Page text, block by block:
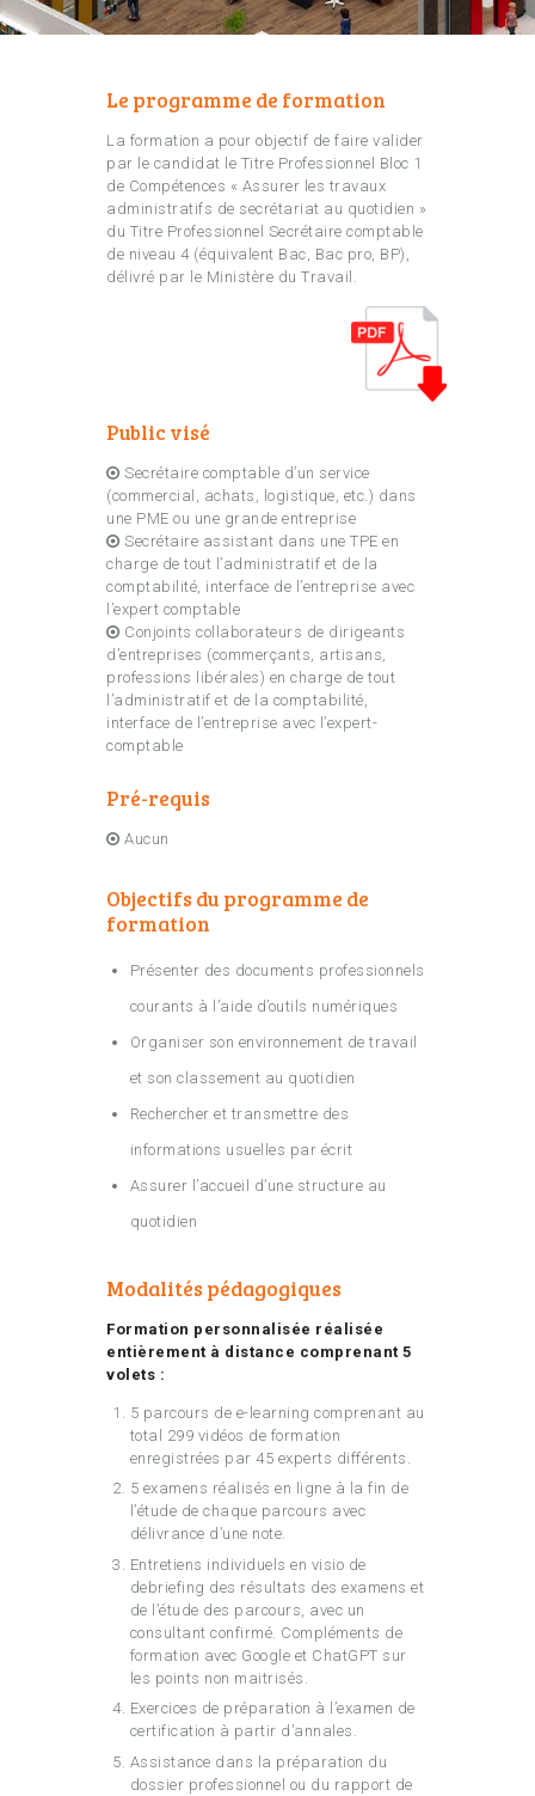
Le programme de formation
La formation a pour objectif de faire valider
par le candidat le Titre Professionnel Bloc 1
de Compétences « Assurer les travaux
administratifs de secrétariat au quotidien »
du Titre Professionnel Secrétaire comptable
de niveau 4 (équivalent Bac, Bac pro, BP),
délivré par le Ministère du Travail.
Public visé
Secrétaire comptable d’un service
(commercial, achats, logistique, etc.) dans
une PME ou une grande entreprise
Secrétaire assistant dans une TPE en
charge de tout l’administratif et de la
comptabilité, interface de l’entreprise avec
l’expert comptable
Conjoints collaborateurs de dirigeants
d’entreprises (commerçants, artisans,
professions libérales) en charge de tout
l’administratif et de la comptabilité,
interface de l’entreprise avec l’expert-
comptable
Pré-requis
Aucun
Objectifs du programme de
formation
Présenter des documents professionnels
courants à l’aide d’outils numériques
Organiser son environnement de travail
et son classement au quotidien
Rechercher et transmettre des
informations usuelles par écrit
Assurer l’accueil d’une structure au
quotidien
Modalités pédagogiques
Formation personnalisée réalisée
entièrement à distance comprenant 5
volets :
5 parcours de e-learning comprenant au
total 299 vidéos de formation
enregistrées par 45 experts différents.
5 examens réalisés en ligne à la fin de
l’étude de chaque parcours avec
délivrance d’une note.
Entretiens individuels en visio de
debriefing des résultats des examens et
de l’étude des parcours, avec un
consultant confirmé. Compléments de
formation avec Google et ChatGPT sur
les points non maitrisés.
Exercices de préparation à l’examen de
certification à partir d’annales.
Assistance dans la préparation du
dossier professionnel ou du rapport de